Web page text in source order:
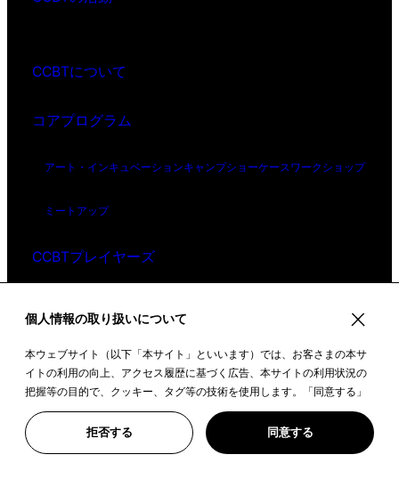
個人情報の取り扱いについて
本ウェブサイト（以下「本サイト」といいます）では、お客さまの本サ
イトの利用の向上、アクセス履歴に基づく広告、本サイトの利用状況の
把握等の目的で、クッキー、タグ等の技術を使用します。「同意する」
ボタンや本サイトをクリックすることで、上記の目的のためにクッキー
を使用すること、また、皆さまのデータを提携先や委託先と共有するこ
とに同意いただいたものとみなします。詳しい情報は、「
クッキーポリ
拒否する 同意する
CCBTについて
コアプログラム
アート・インキュベーションキャンプショーケースワークショップ
ミートアップ
CCBTプレイヤーズ
ニュース
プレスリリース